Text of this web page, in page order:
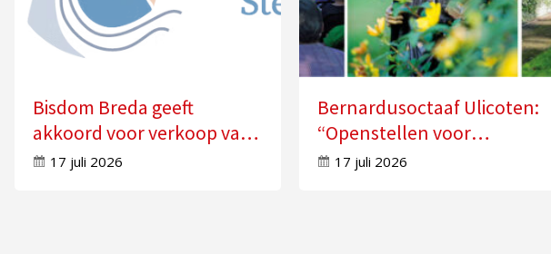
Bisdom Breda geeft
akkoord voor verkoop van
zes kerken
17 juli 2026
Bernardusoctaaf Ulicoten:
“Openstellen voor
veranderingen in je leven”
17 juli 2026